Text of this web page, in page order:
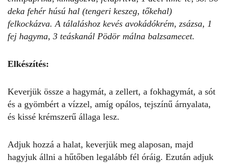
deka fehér húsú hal (tengeri keszeg, tőkehal)
felkockázva. A tálaláshoz kevés avokádókrém, zsázsa, 1
fej hagyma, 3 teáskanál Pödör málna balzsamecet.
Elkészítés:
Keverjük össze a hagymát, a zellert, a fokhagymát, a sót
és a gyömbért a vízzel, amíg opálos, tejszínű árnyalata,
és kissé krémszerű állaga lesz.
Adjuk hozzá a halat, keverjük meg alaposan, majd
hagyjuk állni a hűtőben legalább fél óráig. Ezután adjuk